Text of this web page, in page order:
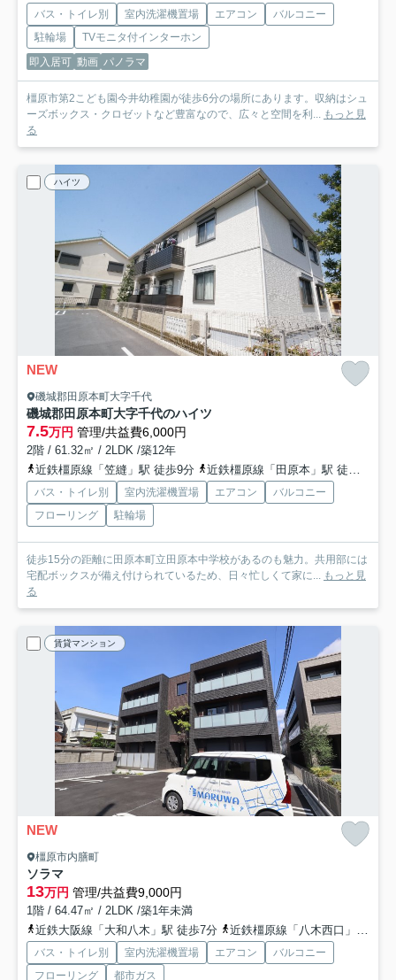
バス・トイレ別 室内洗濯機置場 エアコン
バルコニー
駐輪場
TVモニタ付インターホン
即入居可 動画 パノラマ
橿原市第2こども園今井幼稚園が徒歩6分の場所にあります。収納はシュ
ーズボックス・クロゼットなど豊富なので、広々と空間を利... もっと見
る
ハイツ
NEW
磯城郡田原本町大字千代
磯城郡田原本町大字千代のハイツ
7.5万円 管理/共益費6,000円
2階 / 61.32㎡ / 2LDK /築12年
近鉄橿原線「笠縫」駅 徒歩9分
近鉄橿原線「田原本」駅 徒歩21分
バス・トイレ別 室内洗濯機置場 エアコン
バルコニー
フローリング
駐輪場
徒歩15分の距離に田原本町立田原本中学校があるのも魅力。共用部には
宅配ボックスが備え付けられているため、日々忙しくて家に...
もっと見
る
賃貸マンション
NEW
橿原市内膳町
ソラマ
13万円 管理/共益費9,000円
1階 / 64.47㎡ / 2LDK /築1年未満
近鉄大阪線「大和八木」駅 徒歩7分
近鉄橿原線「八木西口」駅 徒歩9分
バス・トイレ別 室内洗濯機置場 エアコン
バルコニー
フローリング
都市ガス